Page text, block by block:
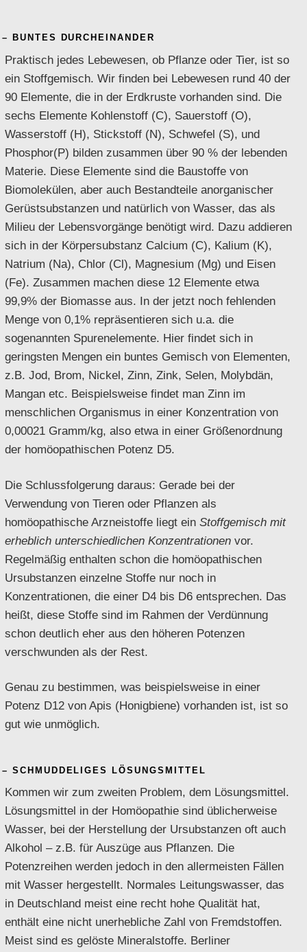
– BUNTES DURCHEINANDER
Praktisch jedes Lebewesen, ob Pflanze oder Tier, ist so
ein Stoffgemisch. Wir finden bei Lebewesen rund 40 der
90 Elemente, die in der Erdkruste vorhanden sind. Die
sechs Elemente Kohlenstoff (C), Sauerstoff (O),
Wasserstoff (H), Stickstoff (N), Schwefel (S), und
Phosphor(P) bilden zusammen über 90 % der lebenden
Materie. Diese Elemente sind die Baustoffe von
Biomolekülen, aber auch Bestandteile anorganischer
Gerüstsubstanzen und natürlich von Wasser, das als
Milieu der Lebensvorgänge benötigt wird. Dazu addieren
sich in der Körpersubstanz Calcium (C), Kalium (K),
Natrium (Na), Chlor (Cl), Magnesium (Mg) und Eisen
(Fe). Zusammen machen diese 12 Elemente etwa
99,9% der Biomasse aus. In der jetzt noch fehlenden
Menge von 0,1% repräsentieren sich u.a. die
sogenannten Spurenelemente. Hier findet sich in
geringsten Mengen ein buntes Gemisch von Elementen,
z.B. Jod, Brom, Nickel, Zinn, Zink, Selen, Molybdän,
Mangan etc. Beispielsweise findet man Zinn im
menschlichen Organismus in einer Konzentration von
0,00021 Gramm/kg, also etwa in einer Größenordnung
der homöopathischen Potenz D5.
Die Schlussfolgerung daraus: Gerade bei der
Verwendung von Tieren oder Pflanzen als
homöopathische Arzneistoffe liegt ein Stoffgemisch mit
erheblich unterschiedlichen Konzentrationen vor.
Regelmäßig enthalten schon die homöopathischen
Ursubstanzen einzelne Stoffe nur noch in
Konzentrationen, die einer D4 bis D6 entsprechen. Das
heißt, diese Stoffe sind im Rahmen der Verdünnung
schon deutlich eher aus den höheren Potenzen
verschwunden als der Rest.
Genau zu bestimmen, was beispielsweise in einer
Potenz D12 von Apis (Honigbiene) vorhanden ist, ist so
gut wie unmöglich.
– SCHMUDDELIGES LÖSUNGSMITTEL
Kommen wir zum zweiten Problem, dem Lösungsmittel.
Lösungsmittel in der Homöopathie sind üblicherweise
Wasser, bei der Herstellung der Ursubstanzen oft auch
Alkohol – z.B. für Auszüge aus Pflanzen. Die
Potenzreihen werden jedoch in den allermeisten Fällen
mit Wasser hergestellt. Normales Leitungswasser, das
in Deutschland meist eine recht hohe Qualität hat,
enthält eine nicht unerhebliche Zahl von Fremdstoffen.
Meist sind es gelöste Mineralstoffe. Berliner